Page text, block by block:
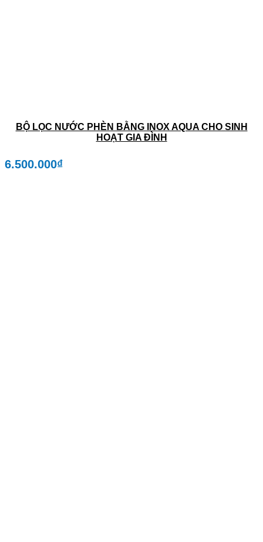
BỘ LỌC NƯỚC PHÈN BẰNG INOX AQUA CHO SINH
HOẠT GIA ĐÌNH
6.500.000₫